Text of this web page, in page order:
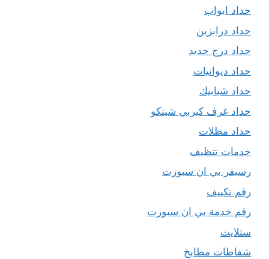
حداد ابواب
حداد درابزين
حداد درج حديد
حداد ديوانيات
حداد شبابيك
حداد غرف كيربي شينكو
حداد مظلات
خدمات تنظيف
رسيفر بي ان سبورت
رقم تكييف
رقم خدمة بي ان سبورت
ستلايت
شفاطات مطابخ